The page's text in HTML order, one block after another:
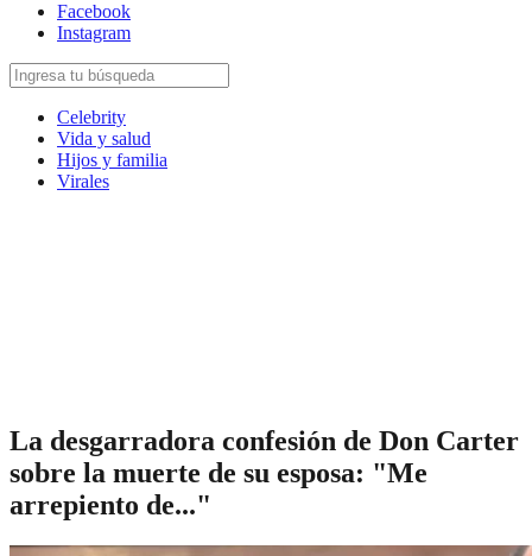
Facebook
Instagram
Celebrity
Vida y salud
Hijos y familia
Virales
La desgarradora confesión de Don Carter
sobre la muerte de su esposa: "Me
arrepiento de..."